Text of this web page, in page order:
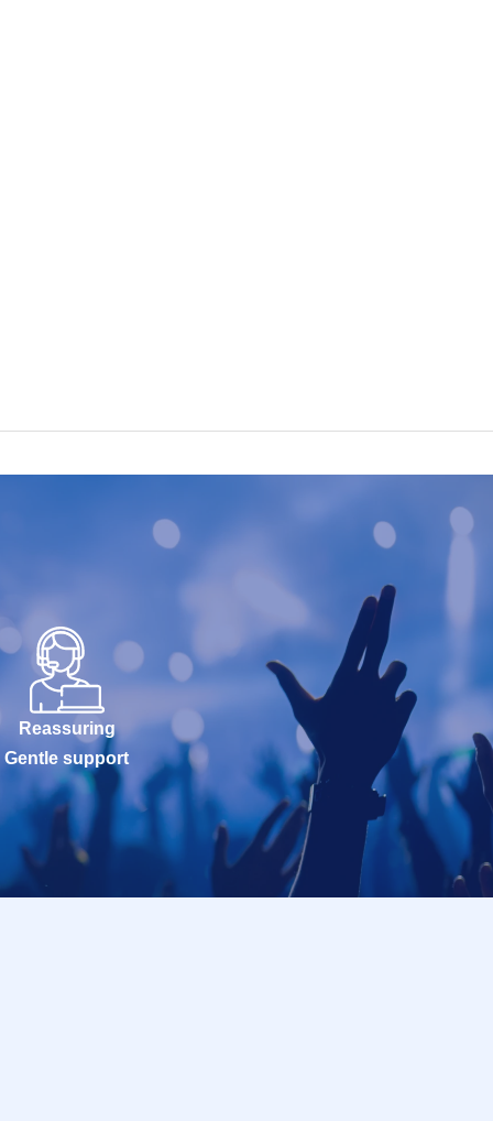
Reassuring
Gentle support